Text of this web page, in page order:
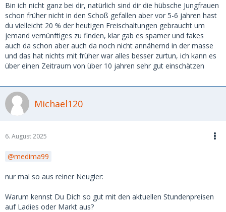
Bin ich nicht ganz bei dir, natürlich sind dir die hübsche Jungfrauen
schon früher nicht in den Schoß gefallen aber vor 5-6 jahren hast
du vielleicht 20 % der heutigen Freischaltungen gebraucht um
jemand vernünftiges zu finden, klar gab es spamer und fakes
auch da schon aber auch da noch nicht annähernd in der masse
und das hat nichts mit früher war alles besser zurtun, ich kann es
über einen Zeitraum von über 10 jahren sehr gut einschätzen
Michael120
6. August 2025
medima99
nur mal so aus reiner Neugier:
Warum kennst Du Dich so gut mit den aktuellen Stundenpreisen
auf Ladies oder Markt aus?